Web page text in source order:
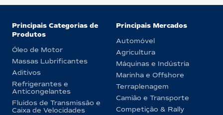
Principais Categorias de
Produtos
Óleo de Motor
Massas Lubrificantes
Aditivos
Refrigerantes e
Anticongelantes
Fluidos de Transmissão e
Caixa de Velocidades
Principais Mercados
Automóvel
Agricultura
Máquinas e Indústria
Marinha e Offshore
Terraplenagem
Camião e Transporte
Competição & Rally